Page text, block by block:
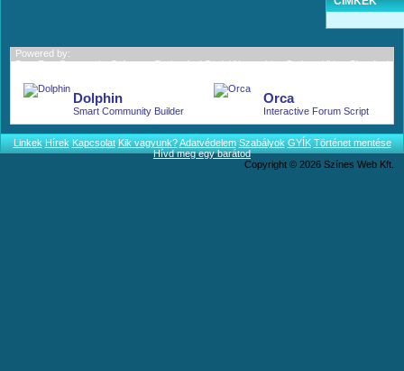
Powered by:
BoonEx - Community Software; Dating And Social Networking Scripts; Video Chat And
Dolphin
Smart Community Builder
Orca
Interactive Forum Script
Linkek Hírek Kapcsolat Kik vagyunk? Adatvédelem Szabályok GYÍK Történet mentése
Hívd meg egy barátod
Copyright © 2026 Színes Web Kft.